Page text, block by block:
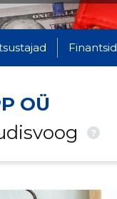
Finantsid
OÜ
?